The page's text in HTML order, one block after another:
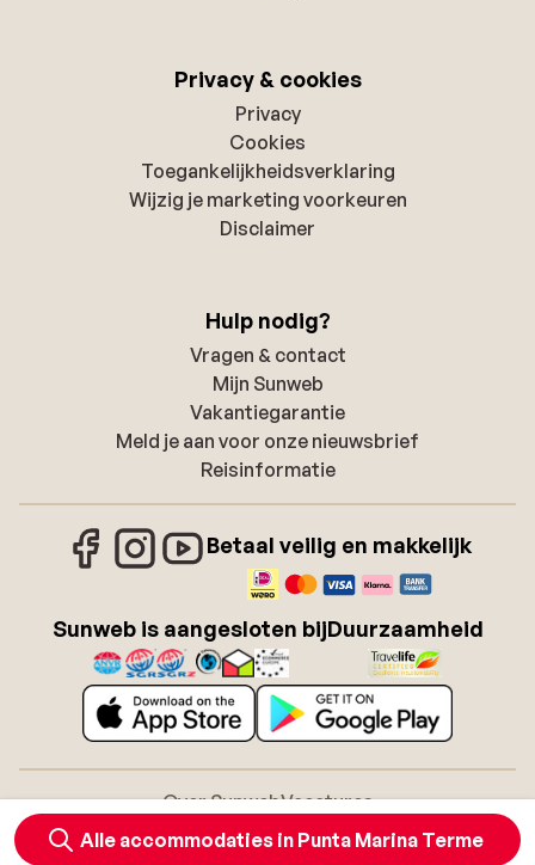
Alle accommodaties in Punta Marina Terme
Privacy & cookies
Privacy
Cookies
Toegankelijkheidsverklaring
Wijzig je marketing voorkeuren
Disclaimer
Hulp nodig?
Vragen & contact
Mijn Sunweb
Vakantiegarantie
Meld je aan voor onze nieuwsbrief
Reisinformatie
Betaal veilig en makkelijk
Sunweb is aangesloten bijDuurzaamheid
Over SunwebVacatures
Algemene voorwaarden zonvakanties
ToegankelijkheidsverklaringDisclaimerSitemap